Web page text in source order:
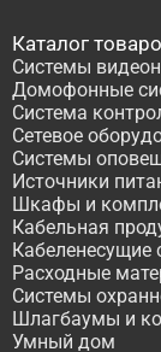
Каталог
Системы
Домофонные
Система
Сетевое
Системы
Источники
Шкафы и
Кабельная
Кабеленесущие
Расходные
Системы
Шлагбаумы и
Умный дом